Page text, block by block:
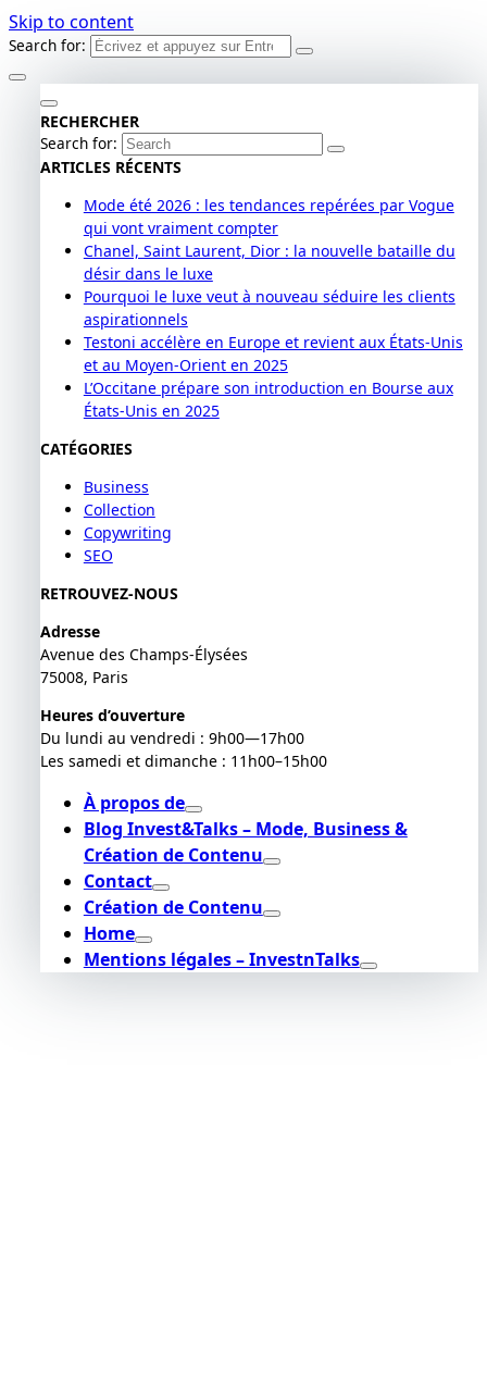
Skip to content
Search for:
RECHERCHER
Search for:
ARTICLES RÉCENTS
Mode été 2026 : les tendances repérées par Vogue
qui vont vraiment compter
Chanel, Saint Laurent, Dior : la nouvelle bataille du
désir dans le luxe
Pourquoi le luxe veut à nouveau séduire les clients
aspirationnels
Testoni accélère en Europe et revient aux États-Unis
et au Moyen-Orient en 2025
L’Occitane prépare son introduction en Bourse aux
États-Unis en 2025
CATÉGORIES
Business
Collection
Copywriting
SEO
RETROUVEZ-NOUS
Adresse
Avenue des Champs-Élysées
75008, Paris
Heures d’ouverture
Du lundi au vendredi : 9h00—17h00
Les samedi et dimanche : 11h00–15h00
À propos de
Blog Invest&Talks – Mode, Business &
Création de Contenu
Contact
Création de Contenu
Home
Mentions légales – InvestnTalks